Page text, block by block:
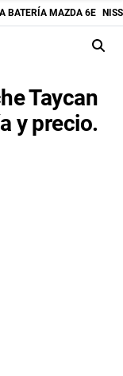
BATERÍA MAZDA 6E
Taycan
y precio.